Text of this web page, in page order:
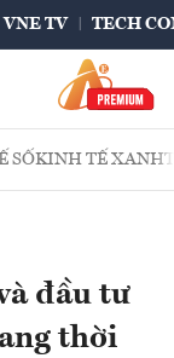
VNE TV TECH
SỐKINH TẾ XANH
đầu tư
thời